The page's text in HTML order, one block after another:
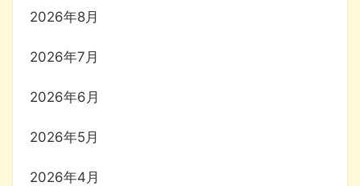
2026年8月
2026年7月
2026年6月
2026年5月
2026年4月